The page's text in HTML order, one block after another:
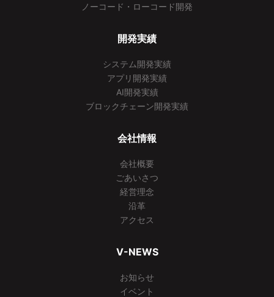
ノーコード・ローコード開発
開発実績
システム開発実績
アプリ開発実績
AI開発実績
ブロックチェーン開発実績
会社情報
会社概要
ごあいさつ
経営理念
沿革
アクセス
V-NEWS
お知らせ
イベント